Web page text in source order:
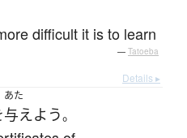
difficult it is to learn
— Tatoeba
Details ▸
あた
与えよう。